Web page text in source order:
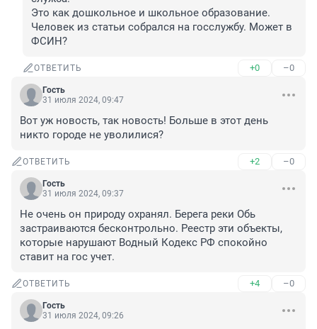
Это как дошкольное и школьное образование.
Человек из статьи собрался на госслужбу. Может в
ФСИН?
ОТВЕТИТЬ +0 –0
Гость
31 июля 2024, 09:47
Вот уж новость, так новость! Больше в этот день
никто городе не уволилися?
ОТВЕТИТЬ +2 –0
Гость
31 июля 2024, 09:37
Не очень он природу охранял. Берега реки Обь
застраиваются бесконтрольно. Реестр эти объекты,
которые нарушают Водный Кодекс РФ спокойно
ставит на гос учет.
ОТВЕТИТЬ +4 –0
Гость
31 июля 2024, 09:26